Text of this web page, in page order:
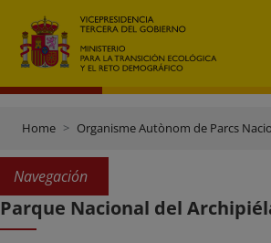
Home Organisme Autònom de Parcs
Navegación
Parque Nacional del